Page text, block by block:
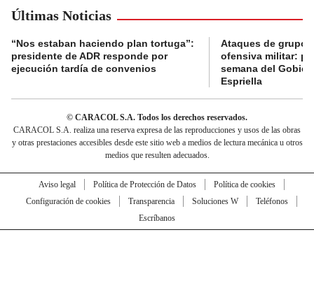
Últimas Noticias
“Nos estaban haciendo plan tortuga”:
presidente de ADR responde por
ejecución tardía de convenios
Ataques de
ofensiva militar:
semana del
Espriella
© CARACOL S.A. Todos los derechos reservados.
CARACOL S.A. realiza una reserva expresa de las reproducciones y usos de las obras
y otras prestaciones accesibles desde este sitio web a medios de lectura mecánica u otros
medios que resulten adecuados.
Aviso legal Política de Protección de Datos
Política de cookies
Configuración de cookies
Transparencia Soluciones W
Teléfonos
Escríbanos